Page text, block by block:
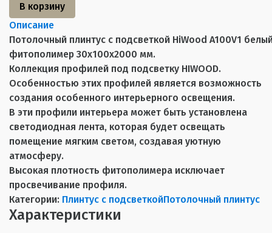
В корзину
Описание
Потолочный плинтус с подсветкой HiWood A100V1
фитополимер 30х100х2000 мм.
Коллекция профилей под подсветку HIWOOD.
Особенностью этих профилей является возможность
создания особенного интерьерного освещения.
В эти профили интерьера может быть установлена
светодиодная лента, которая будет освещать
помещение мягким светом, создавая уютную
атмосферу.
Высокая плотность фитополимера исключает
просвечивание профиля.
Категории: Плинтус с подсветкойПотолочный плинтус
Характеристики